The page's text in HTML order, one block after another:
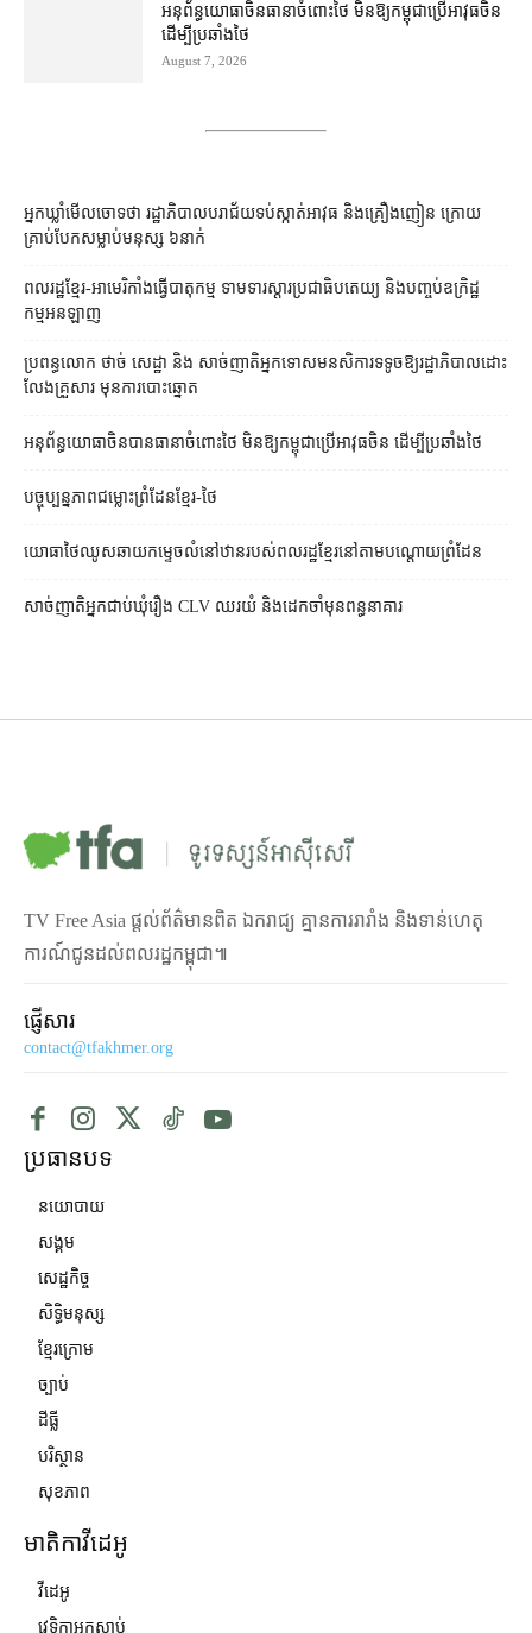
អនុព័ន្ធយោធា​ចិន​ធានា​ចំពោះ​ថៃ មិន​ឱ្យ​កម្ពុជា​ប្រើ​អាវុធ​ចិន​
ដើម្បី​ប្រឆាំង​ថៃ ​
August 7, 2026
អ្នកឃ្លាំមើលចោទថា រដ្ឋាភិបាលបរាជ័យទប់ស្កាត់អាវុធ និងគ្រឿងញៀន ក្រោយ
គ្រាប់បែកសម្លាប់មនុស្ស ៦នាក់
ពលរដ្ឋខ្មែរ-អាមេរិកាំងធ្វើបាតុកម្ម ទាមទារស្ដារប្រជាធិបតេយ្យ និងបញ្ចប់ឧក្រិដ្ឋ
កម្មអនឡាញ
ប្រពន្ធ​លោក ថាច់ សេដ្ឋា និង សាច់ញាតិ​អ្នកទោស​មនសិការ​ទទូច​ឱ្យ​រដ្ឋាភិបាល​ដោះ
លែង​គ្រួសារ មុន​ការបោះឆ្នោត
អនុព័ន្ធយោធាចិនបានធានាចំពោះថៃ មិនឱ្យកម្ពុជាប្រើអាវុធចិន ដើម្បីប្រឆាំងថៃ
បច្ចុប្បន្នភាពជម្លោះព្រំដែនខ្មែរ-ថៃ
យោធាថៃឈូសឆាយកម្ទេចលំនៅឋានរបស់ពលរដ្ឋខ្មែរនៅតាមបណ្ដោយព្រំដែន
សាច់ញាតិអ្នកជាប់ឃុំរឿង CLV ឈរយំ និងដេកចាំមុនពន្ធនាគារ
TV Free Asia ផ្ដល់ព័ត៌មានពិត ឯករាជ្យ គ្មានការរារាំង និងទាន់ហេតុ
ការណ៍ជូនដល់ពលរដ្ឋកម្ពុជា៕
ផ្ញើសារ
contact@tfakhmer.org
ប្រធានបទ
នយោបាយ
សង្គម
សេដ្ឋកិច្ច
សិទ្ធិមនុស្ស
ខ្មែរក្រោម
ច្បាប់
ដីធ្លី
បរិស្ថាន
សុខភាព
មាតិកាវីដេអូ
វីដេអូ
វេទិកាអ្នកស្ដាប់